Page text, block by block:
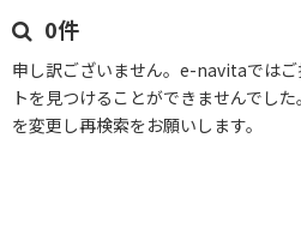
0件
申し訳ございません。e-navitaでは
トを見つけることができませんでし
を変更し再検索をお願いします。